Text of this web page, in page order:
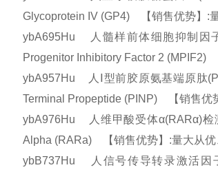
Glycoprotein IV (GP4) 【销售优势】:
ybA695Hu 人髓样前体细胞抑制因
Progenitor Inhibitory Factor 2
ybA957Hu 人Ⅰ型前胶原氨基端原肽
Terminal Propeptide (PINP) 【销售
ybA976Hu 人维甲酸受体α(RARα)
Alpha (RARa) 【销售优势】:量大从
ybB737Hu 人信号传导转录激活因